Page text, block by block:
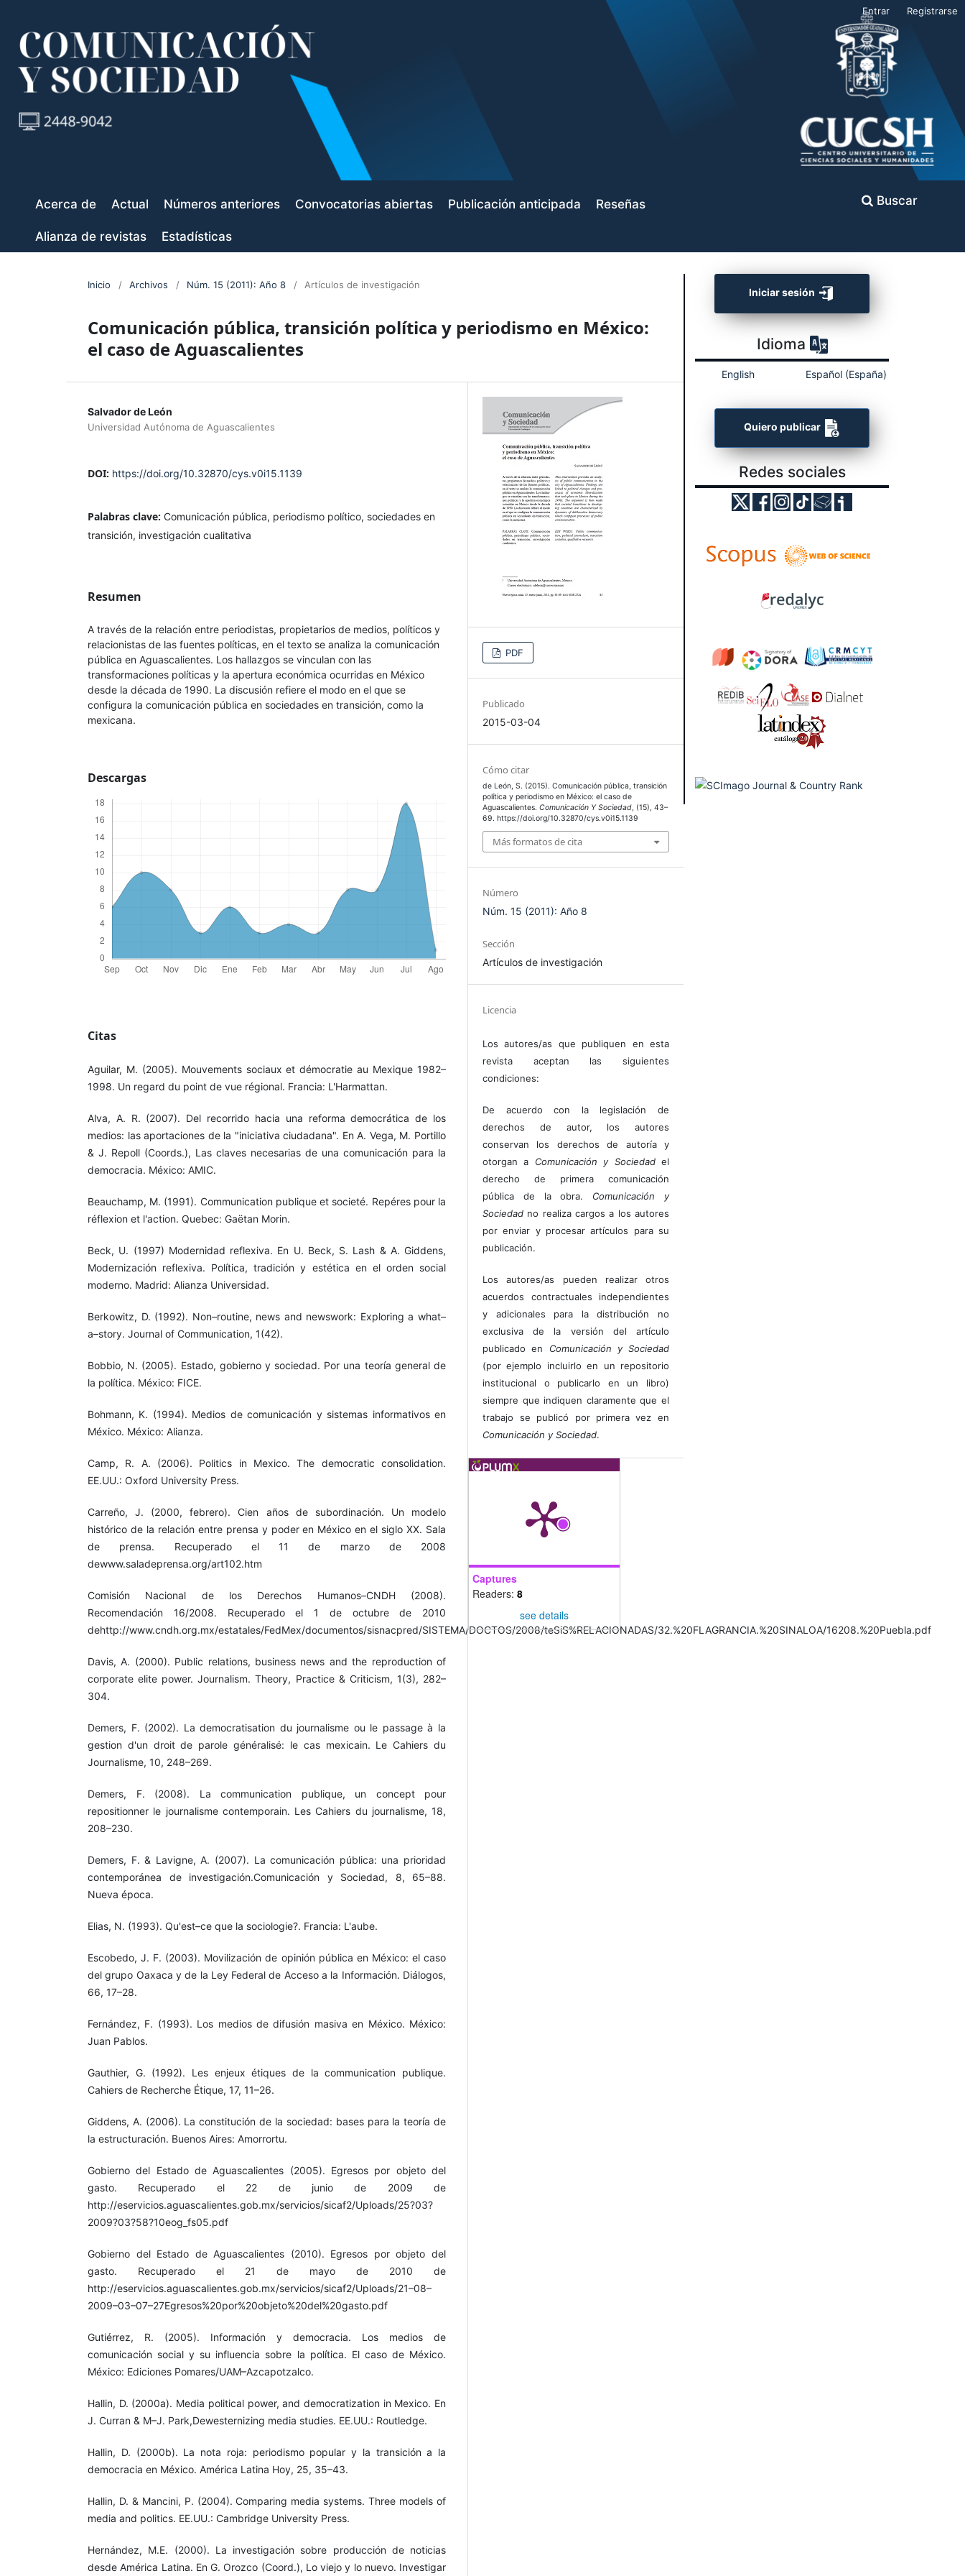
Acerca de Actual Números anteriores Convocatorias abiertas Publicación anticipada Reseñas
Alianza de revistas Estadísticas
Buscar
Entrar Registrarse
Inicio / Archivos / Núm. 15 (2011): Año 8 / Artículos de investigación
Comunicación pública, transición política y periodismo en México:
el caso de Aguascalientes
Salvador de León
Universidad Autónoma de Aguascalientes
DOI: https://doi.org/10.32870/cys.v0i15.1139
Palabras clave: Comunicación pública, periodismo político, sociedades en
transición, investigación cualitativa
Resumen
A través de la relación entre periodistas, propietarios de medios, políticos y
relacionistas de las fuentes políticas, en el texto se analiza la comunicación
pública en Aguascalientes. Los hallazgos se vinculan con las
transformaciones políticas y la apertura económica ocurridas en México
desde la década de 1990. La discusión refiere el modo en el que se
configura la comunicación pública en sociedades en transición, como la
mexicana.
Descargas
Citas
Aguilar, M. (2005). Mouvements sociaux et démocratie au Mexique 1982–
1998. Un regard du point de vue régional. Francia: L'Harmattan.
Alva, A. R. (2007). Del recorrido hacia una reforma democrática de los
medios: las aportaciones de la "iniciativa ciudadana". En A. Vega, M. Portillo
& J. Repoll (Coords.), Las claves necesarias de una comunicación para la
democracia. México: AMIC.
Beauchamp, M. (1991). Communication publique et societé. Repéres pour la
réflexion et l'action. Quebec: Gaëtan Morin.
Beck, U. (1997) Modernidad reflexiva. En U. Beck, S. Lash & A. Giddens,
Modernización reflexiva. Política, tradición y estética en el orden social
moderno. Madrid: Alianza Universidad.
Berkowitz, D. (1992). Non–routine, news and newswork: Exploring a what–
a–story. Journal of Communication, 1(42).
Bobbio, N. (2005). Estado, gobierno y sociedad. Por una teoría general de
la política. México: FICE.
Bohmann, K. (1994). Medios de comunicación y sistemas informativos en
México. México: Alianza.
Camp, R. A. (2006). Politics in Mexico. The democratic consolidation.
EE.UU.: Oxford University Press.
Carreño, J. (2000, febrero). Cien años de subordinación. Un modelo
histórico de la relación entre prensa y poder en México en el siglo XX. Sala
de prensa. Recuperado el 11 de marzo de 2008
dewww.saladeprensa.org/art102.htm
Comisión Nacional de los Derechos Humanos–CNDH (2008).
Recomendación 16/2008. Recuperado el 1 de octubre de 2010
dehttp://www.cndh.org.mx/estatales/FedMex/documentos/sisnacpred/SISTEMA/DOCTOS/2008/teSiS%RELACIONADAS/32.%20FLAGRANCIA.%20SINALOA/16208.%20Puebla.pdf
Davis, A. (2000). Public relations, business news and the reproduction of
corporate elite power. Journalism. Theory, Practice & Criticism, 1(3), 282–
304.
Demers, F. (2002). La democratisation du journalisme ou le passage à la
gestion d'un droit de parole généralisé: le cas mexicain. Le Cahiers du
Journalisme, 10, 248–269.
Demers, F. (2008). La communication publique, un concept pour
repositionner le journalisme contemporain. Les Cahiers du journalisme, 18,
208–230.
Demers, F. & Lavigne, A. (2007). La comunicación pública: una prioridad
contemporánea de investigación.Comunicación y Sociedad, 8, 65–88.
Nueva época.
Elias, N. (1993). Qu'est–ce que la sociologie?. Francia: L'aube.
Escobedo, J. F. (2003). Movilización de opinión pública en México: el caso
del grupo Oaxaca y de la Ley Federal de Acceso a la Información. Diálogos,
66, 17–28.
Fernández, F. (1993). Los medios de difusión masiva en México. México:
Juan Pablos.
Gauthier, G. (1992). Les enjeux étiques de la communication publique.
Cahiers de Recherche Étique, 17, 11–26.
Giddens, A. (2006). La constitución de la sociedad: bases para la teoría de
la estructuración. Buenos Aires: Amorrortu.
Gobierno del Estado de Aguascalientes (2005). Egresos por objeto del
gasto. Recuperado el 22 de junio de 2009 de
http://eservicios.aguascalientes.gob.mx/servicios/sicaf2/Uploads/25?03?
2009?03?58?10eog_fs05.pdf
Gobierno del Estado de Aguascalientes (2010). Egresos por objeto del
gasto. Recuperado el 21 de mayo de 2010 de
http://eservicios.aguascalientes.gob.mx/servicios/sicaf2/Uploads/21–08–
2009–03–07–27Egresos%20por%20objeto%20del%20gasto.pdf
Gutiérrez, R. (2005). Información y democracia. Los medios de
comunicación social y su influencia sobre la política. El caso de México.
México: Ediciones Pomares/UAM–Azcapotzalco.
Hallin, D. (2000a). Media political power, and democratization in Mexico. En
J. Curran & M–J. Park,Dewesternizing media studies. EE.UU.: Routledge.
Hallin, D. (2000b). La nota roja: periodismo popular y la transición a la
democracia en México. América Latina Hoy, 25, 35–43.
Hallin, D. & Mancini, P. (2004). Comparing media systems. Three models of
media and politics. EE.UU.: Cambridge University Press.
Hernández, M.E. (2000). La investigación sobre producción de noticias
desde América Latina. En G. Orozco (Coord.), Lo viejo y lo nuevo. Investigar
PDF
Publicado
2015-03-04
Cómo citar
de León, S. (2015). Comunicación pública, transición
política y periodismo en México: el caso de
Aguascalientes.Comunicación Y Sociedad, (15), 43–
69. https://doi.org/10.32870/cys.v0i15.1139
Más formatos de cita
Número
Núm. 15 (2011): Año 8
Sección
Artículos de investigación
Licencia
Los autores/as que publiquen en esta
revista aceptan las siguientes
condiciones:
De acuerdo con la legislación de
derechos de autor, los autores
conservan los derechos de autoría y
otorgan a Comunicación y Sociedadel
derecho de primera comunicación
pública de la obra. Comunicación y
Sociedad no realiza cargos a los autores
por enviar y procesar artículos para su
publicación.
Los autores/as pueden realizar otros
acuerdos contractuales independientes
y adicionales para la distribución no
exclusiva de la versión del artículo
publicado en Comunicación y Sociedad
(por ejemplo incluirlo en un repositorio
institucional o publicarlo en un libro)
siempre que indiquen claramente que el
trabajo se publicó por primera vez en
Comunicación y Sociedad.
Captures
Readers: 8
see details
Iniciar sesión
Idioma
English Español (España)
Quiero publicar
Redes sociales